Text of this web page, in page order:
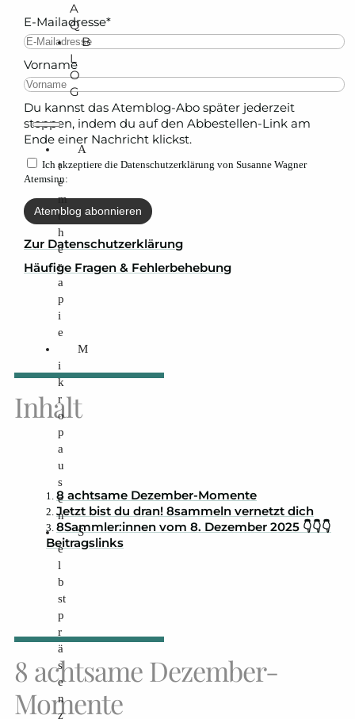
A
Q
B
L
O
G
A
t
e
m
t
h
e
r
a
p
i
e
M
i
k
r
o
p
a
u
s
e
n
S
e
l
b
st
p
r
ä
s
e
n
z
E-Mailadresse*
Vorname
Du kannst das Atemblog-Abo später jederzeit
stoppen, indem du auf den Abbestellen-Link am
Ende einer Nachricht klickst.
Ich akzeptiere die Datenschutzerklärung von Susanne Wagner
Atemsinn:
Zur Datenschutzerklärung
Häufige Fragen & Fehlerbehebung
Inhalt
8 achtsame Dezember-Momente
Jetzt bist du dran! 8sammeln vernetzt dich
8Sammler:innen vom 8. Dezember 2025 👇👇👇
Beitragslinks
8 achtsame Dezember-
Momente